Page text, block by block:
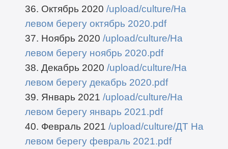
36. Октябрь 2020 /upload/culture/На
левом берегу октябрь 2020.pdf
37. Ноябрь 2020 /upload/culture/На
левом берегу ноябрь 2020.pdf
38. Декабрь 2020 /upload/culture/На
левом берегу декабрь 2020.pdf
39. Январь 2021 /upload/culture/На
левом берегу январь 2021.pdf
40. Февраль 2021 /upload/culture/ДТ На
левом берегу февраль 2021.pdf